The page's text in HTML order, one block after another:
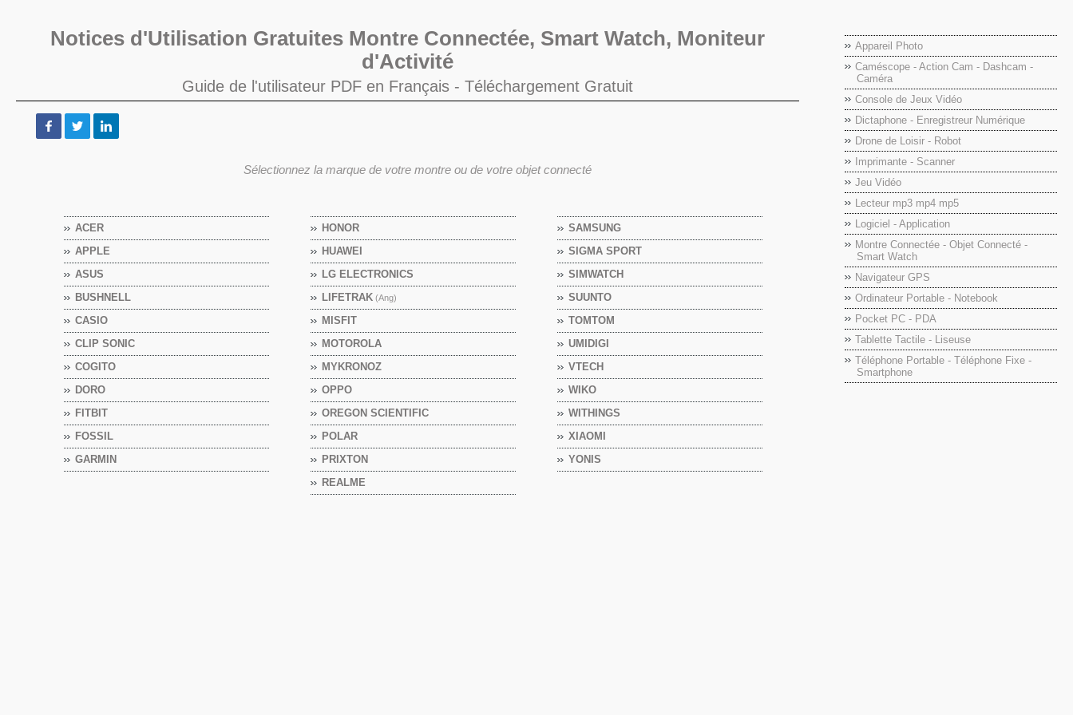
Notices d'Utilisation Gratuites Montre Connectée, Smart Watch, Moniteur
d'Activité
Guide de l'utilisateur PDF en Français -Téléchargement Gratuit
Sélectionnez la marque de votre montre ou de votre objet connecté
ACER
APPLE
ASUS
BUSHNELL
CASIO
CLIP SONIC
COGITO
DORO
FITBIT
FOSSIL
GARMIN
HONOR
HUAWEI
LG ELECTRONICS
LIFETRAK (Ang)
MISFIT
MOTOROLA
MYKRONOZ
OPPO
OREGON SCIENTIFIC
POLAR
PRIXTON
REALME
SAMSUNG
SIGMA SPORT
SIMWATCH
SUUNTO
TOMTOM
UMIDIGI
VTECH
WIKO
WITHINGS
XIAOMI
YONIS
Appareil Photo
Caméscope - Action Cam - Dashcam -
Caméra
Console de Jeux Vidéo
Dictaphone - Enregistreur Numérique
Drone de Loisir - Robot
Imprimante - Scanner
Jeu Vidéo
Lecteur mp3 mp4 mp5
Logiciel - Application
Montre Connectée - Objet Connecté -
Smart Watch
Navigateur GPS
Ordinateur Portable - Notebook
Pocket PC - PDA
Tablette Tactile - Liseuse
Téléphone Portable - Téléphone Fixe -
Smartphone